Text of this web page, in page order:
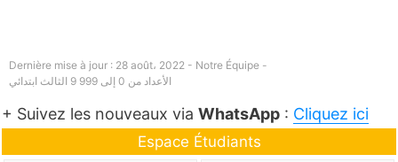
Dernière mise à jour : 28 août، 2022 - Notre Équipe -
الأعداد من 0 إلى 999 9 الثالث ابتدائي
+ Suivez les nouveaux via WhatsApp : Cliquez ici
Espace Étudiants